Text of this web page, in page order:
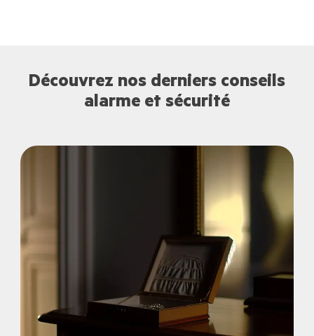
Découvrez nos derniers conseils
alarme et sécurité